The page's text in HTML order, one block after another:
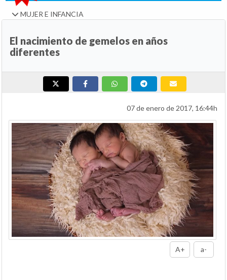
MUJER E INFANCIA
El nacimiento de gemelos en años
diferentes
07 de enero de 2017, 16:44h
A+ a-